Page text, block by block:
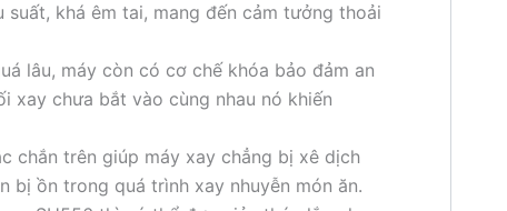
khá êm tai, mang đến cảm tưởng thoải
lâu, máy còn có cơ chế khóa bảo đảm an
xay chưa bắt vào cùng nhau nó khiến
chắn trên giúp máy xay chẳng bị xê dịch
ồn trong quá trình xay nhuyễn món ăn.